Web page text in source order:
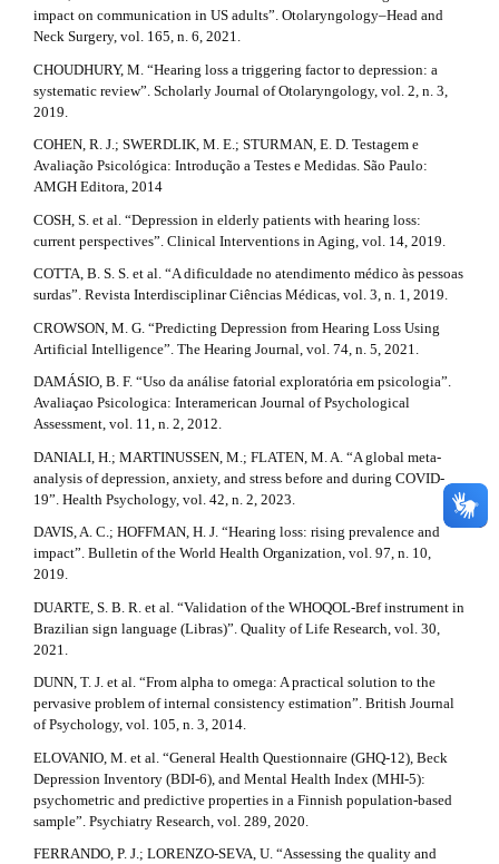
impact on communication in US adults”. Otolaryngology–Head and
Neck Surgery, vol. 165, n. 6, 2021.
CHOUDHURY, M. “Hearing loss a triggering factor to depression: a
systematic review”. Scholarly Journal of Otolaryngology, vol. 2, n. 3,
2019.
COHEN, R. J.; SWERDLIK, M. E.; STURMAN, E. D. Testagem e
Avaliação Psicológica: Introdução a Testes e Medidas. São Paulo:
AMGH Editora, 2014
COSH, S. et al. “Depression in elderly patients with hearing loss:
current perspectives”. Clinical Interventions in Aging, vol. 14, 2019.
COTTA, B. S. S. et al. “A dificuldade no atendimento médico às pessoas
surdas”. Revista Interdisciplinar Ciências Médicas, vol. 3, n. 1, 2019.
CROWSON, M. G. “Predicting Depression from Hearing Loss Using
Artificial Intelligence”. The Hearing Journal, vol. 74, n. 5, 2021.
DAMÁSIO, B. F. “Uso da análise fatorial exploratória em psicologia”.
Avaliaçao Psicologica: Interamerican Journal of Psychological
Assessment, vol. 11, n. 2, 2012.
DANIALI, H.; MARTINUSSEN, M.; FLATEN, M. A. “A global meta-
analysis of depression, anxiety, and stress before and during COVID-
19”. Health Psychology, vol. 42, n. 2, 2023.
DAVIS, A. C.; HOFFMAN, H. J. “Hearing loss: rising prevalence and
impact”. Bulletin of the World Health Organization, vol. 97, n. 10,
2019.
DUARTE, S. B. R. et al. “Validation of the WHOQOL-Bref instrument in
Brazilian sign language (Libras)”. Quality of Life Research, vol. 30,
2021.
DUNN, T. J. et al. “From alpha to omega: A practical solution to the
pervasive problem of internal consistency estimation”. British Journal
of Psychology, vol. 105, n. 3, 2014.
ELOVANIO, M. et al. “General Health Questionnaire (GHQ-12), Beck
Depression Inventory (BDI-6), and Mental Health Index (MHI-5):
psychometric and predictive properties in a Finnish population-based
sample”. Psychiatry Research, vol. 289, 2020.
FERRANDO, P. J.; LORENZO-SEVA, U. “Assessing the quality and